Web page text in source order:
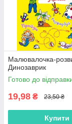
Малювалочка-
Динозаврик
Готово до
19,98 ₴ 23,50 ₴
Купити